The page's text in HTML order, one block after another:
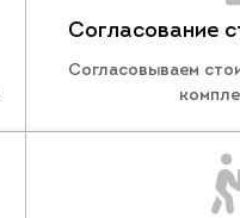
Согласование
Согласовываем